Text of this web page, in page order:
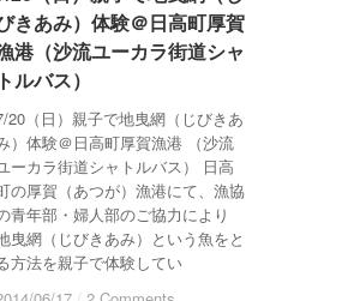
きあみ）体験＠日高町厚賀
港（沙流ユーカラ街道シャ
トルバス）
20（日）親子で地曳網（じびきあ
）体験＠日高町厚賀漁港 （沙流
ーカラ街道シャトルバス） 日高
の厚賀（あつが）漁港にて、漁協
青年部・婦人部のご協力により
曳網（じびきあみ）という魚をと
方法を親子で体験してい
きあみ）体験＠日高町厚賀
港（沙流ユーカラ街道シャ
トルバス）